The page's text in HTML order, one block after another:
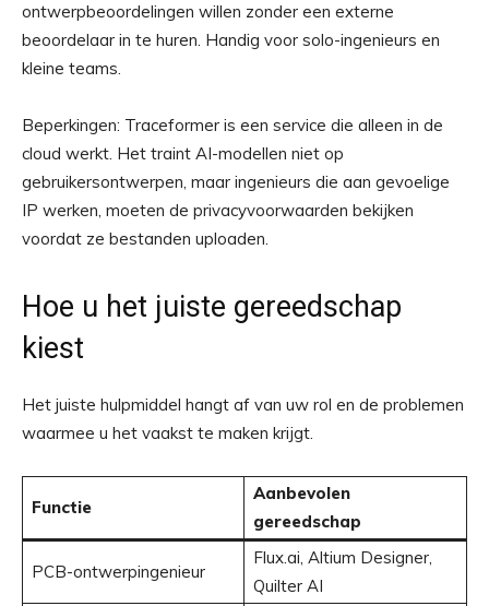
ontwerpbeoordelingen willen zonder een externe
beoordelaar in te huren. Handig voor solo-ingenieurs en
kleine teams.
Beperkingen: Traceformer is een service die alleen in de
cloud werkt. Het traint AI-modellen niet op
gebruikersontwerpen, maar ingenieurs die aan gevoelige
IP werken, moeten de privacyvoorwaarden bekijken
voordat ze bestanden uploaden.
Hoe u het juiste gereedschap
kiest
Het juiste hulpmiddel hangt af van uw rol en de problemen
waarmee u het vaakst te maken krijgt.
Functie
Aanbevolen
gereedschap
PCB-ontwerpingenieur
Flux.ai, Altium Designer,
Quilter AI